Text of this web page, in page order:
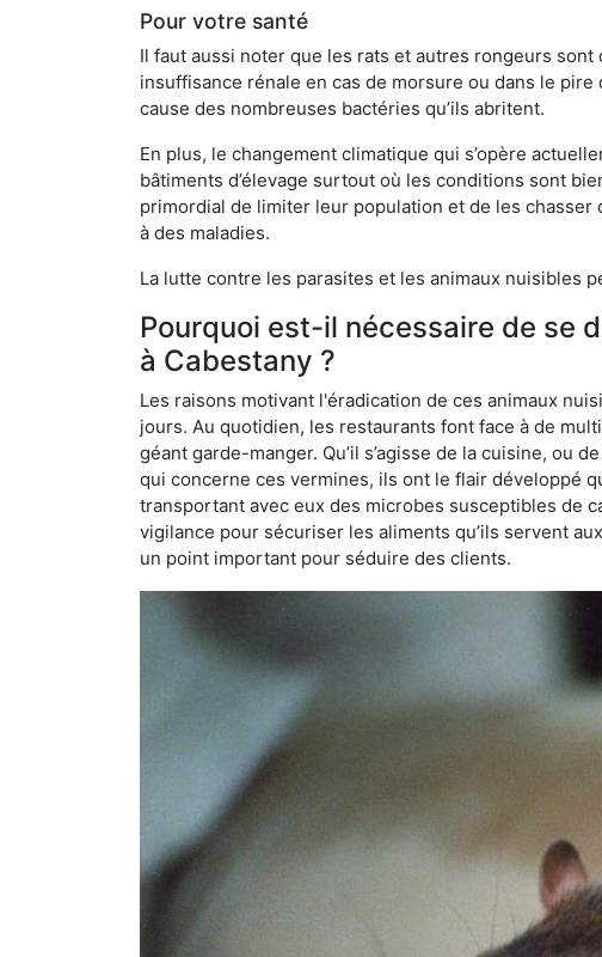
Pour votre santé
Il faut aussi noter que les rats et autres rongeurs
insuffisance rénale en cas de morsure ou dans le
cause des nombreuses bactéries qu’ils abritent.
En plus, le changement climatique qui s’opère
bâtiments d’élevage surtout où les conditions sont
primordial de limiter leur population et de les
à des maladies.
La lutte contre les parasites et les animaux nuisibles
Pourquoi est-il nécessaire de se
à Cabestany ?
Les raisons motivant l'éradication de ces animaux
jours. Au quotidien, les restaurants font face à de
géant garde-manger. Qu’il s’agisse de la cuisine, ou
qui concerne ces vermines, ils ont le flair développé
transportant avec eux des microbes susceptibles de
vigilance pour sécuriser les aliments qu’ils servent
un point important pour séduire des clients.